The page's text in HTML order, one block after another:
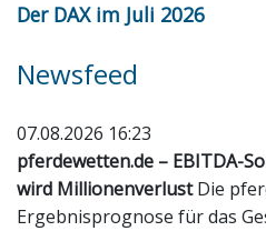
Der DAX im Juli 2026
Newsfeed
07.08.2026 16:23
pferdewetten.de – EBITDA-
wird MillionenverlustDie
Ergebnisprognose für das